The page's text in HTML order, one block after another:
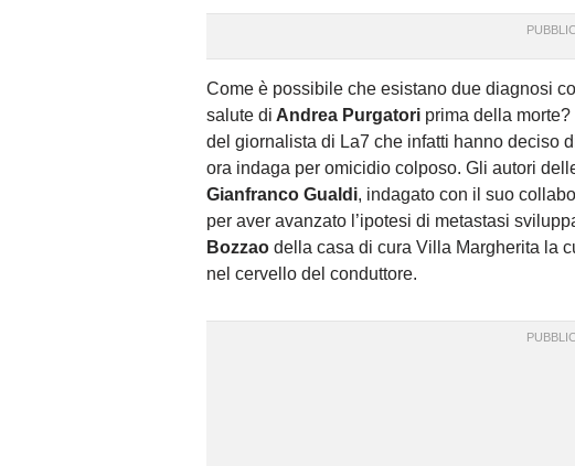
Come è possibile che esistano due diagnosi
salute di Andrea Purgatori prima della
del giornalista di La7 che infatti hanno deciso
ora indaga per omicidio colposo. Gli autori
Gianfranco Gualdi, indagato con il suo
per aver avanzato l’ipotesi di metastasi
Bozzao della casa di cura Villa Margherita la
nel cervello del conduttore.